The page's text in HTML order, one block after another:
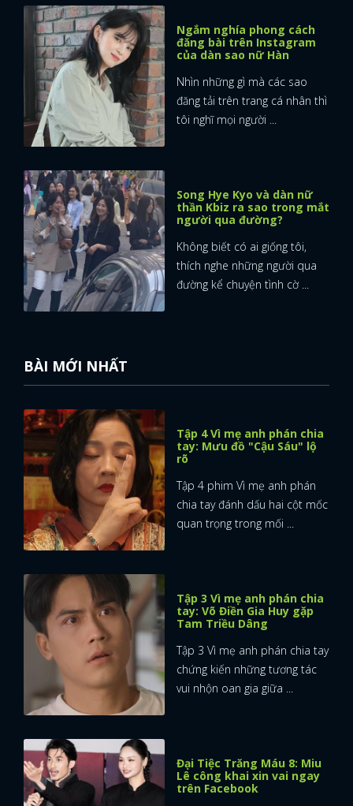
FACEBOOK GOOGLE
Ngắm nghía phong cách
đăng bài trên Instagram
của dàn sao nữ Hàn
Nhìn những gì mà các sao
đăng tải trên trang cá nhân thì
tôi nghĩ mọi người ...
Song Hye Kyo và dàn nữ
thần Kbiz ra sao trong mắt
người qua đường?
Không biết có ai giống tôi,
thích nghe những người qua
đường kể chuyện tình cờ ...
BÀI MỚI NHẤT
Tập 4 Vì mẹ anh phán chia
tay: Mưu đồ "Cậu Sáu" lộ
rõ
Tập 4 phim Vì mẹ anh phán
chia tay đánh dấu hai cột mốc
quan trọng trong mối ...
Tập 3 Vì mẹ anh phán chia
tay: Võ Điền Gia Huy gặp
Tam Triều Dâng
Tập 3 Vì mẹ anh phán chia tay
chứng kiến những tương tác
vui nhộn oan gia giữa ...
Đại Tiệc Trăng Máu 8: Miu
Lê công khai xin vai ngay
trên Facebook